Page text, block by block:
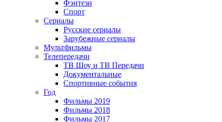
Фэнтези
Спорт
Сериалы
Русские сериалы
Зарубежные сериалы
Мультфильмы
Телепередачи
ТВ Шоу и ТВ Передачи
Документальные
Спортивные события
Год
Фильмы 2019
Фильмы 2018
Фильмы 2017